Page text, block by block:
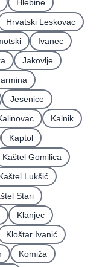
Hlebine
Hrvatski Leskovac
Ivanec
Jakovlje
Jesenice
Kalnik
Kaptol
Kaštel Gomilica
Lukšić
Stari
Klanjec
Kloštar Ivanić
Komiža